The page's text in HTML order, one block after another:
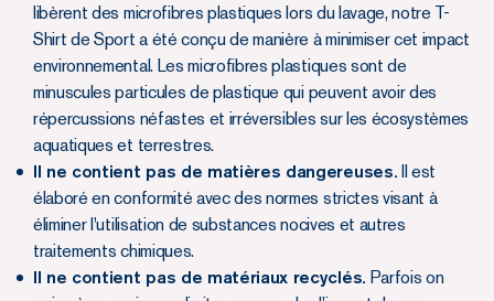
libèrent des microfibres plastiques lors du lavage, notre T-
Shirt de Sport a été conçu de manière à minimiser cet impact
environnemental. Les microfibres plastiques sont de
minuscules particules de plastique qui peuvent avoir des
répercussions néfastes et irréversibles sur les écosystèmes
aquatiques et terrestres.
Il ne contient pas de matières dangereuses. Il est
élaboré en conformité avec des normes strictes visant à
éliminer l'utilisation de substances nocives et autres
traitements chimiques.
Il ne contient pas de matériaux recyclés. Parfois on